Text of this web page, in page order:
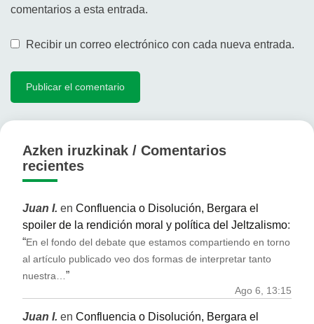
comentarios a esta entrada.
Recibir un correo electrónico con cada nueva entrada.
Azken iruzkinak / Comentarios
recientes
Juan I. en Confluencia o Disolución, Bergara el
spoiler de la rendición moral y política del Jeltzalismo:
“En el fondo del debate que estamos compartiendo en torno
al artículo publicado veo dos formas de interpretar tanto
nuestra…”
Ago 6, 13:15
Juan I. en Confluencia o Disolución, Bergara el